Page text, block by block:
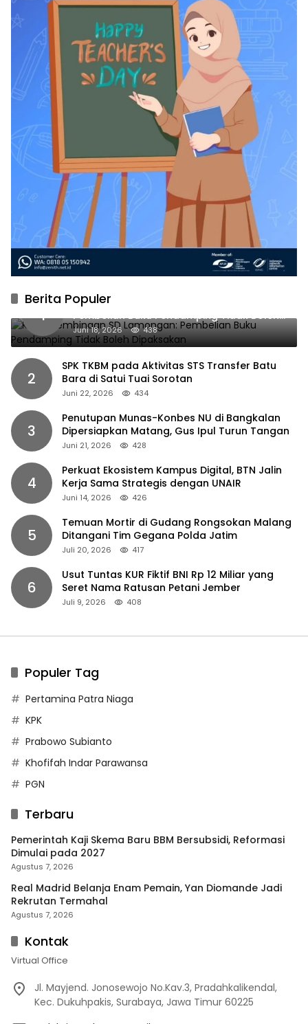
Berita Populer
1
Kabid Pembinaan SD Lamongan:
Pembelian Buku Pendamping Tidak Boleh
Dipaksakan
Juni 18, 2026 438
2
SPK TKBM pada Aktivitas STS Transfer Batu
Bara di Satui Tuai Sorotan
Juni 22, 2026 434
3
Penutupan Munas-Konbes NU di Bangkalan
Dipersiapkan Matang, Gus Ipul Turun Tangan
Juni 21, 2026 428
4
Perkuat Ekosistem Kampus Digital, BTN Jalin
Kerja Sama Strategis dengan UNAIR
Juni 14, 2026 426
5
Temuan Mortir di Gudang Rongsokan Malang
Ditangani Tim Gegana Polda Jatim
Juli 20, 2026 417
6
Usut Tuntas KUR Fiktif BNI Rp 12 Miliar yang
Seret Nama Ratusan Petani Jember
Juli 9, 2026 408
Populer Tag
Pertamina Patra Niaga
KPK
Prabowo Subianto
Khofifah Indar Parawansa
PGN
Terbaru
Pemerintah Kaji Skema Baru BBM Bersubsidi, Reformasi
Dimulai pada 2027
Agustus 7, 2026
Real Madrid Belanja Enam Pemain, Yan Diomande Jadi
Rekrutan Termahal
Agustus 7, 2026
Kontak
Virtual Office
Jl. Mayjend. Jonosewojo No.Kav.3, Pradahkalikendal,
Kec. Dukuhpakis, Surabaya, Jawa Timur 60225